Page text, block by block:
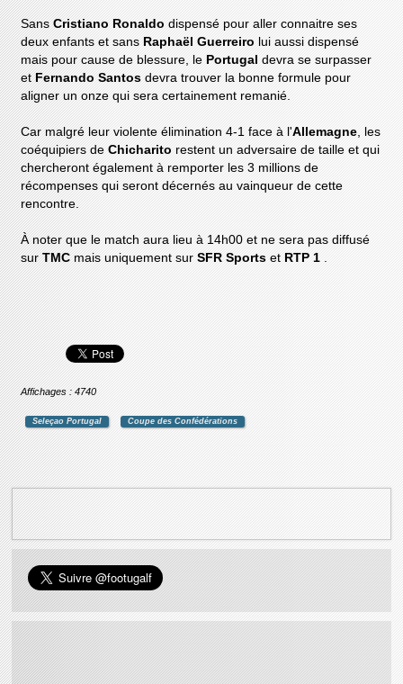
SansCristiano Ronaldo dispensé pour aller connaitre ses
deux enfants et sans Raphaël Guerreiro lui aussi dispensé
mais pour cause de blessure, le Portugaldevra se surpasser
etFernando Santos devra trouver la bonne formule pour
aligner un onze qui sera certainement remanié.
Car malgré leur violente élimination 4-1 face à l'Allemagne , les
coéquipiers deChicharitorestent un adversaire de taille et qui
chercheront également à remporter les 3 millions de
récompenses qui seront décernés au vainqueur de cette
rencontre.
À noter que le match aura lieu à 14h00 et ne sera pas diffusé
surTMCmais uniquement surSFR Sports et RTP 1
Affichages : 4740
Seleçao Portugal Coupe des Confédérations